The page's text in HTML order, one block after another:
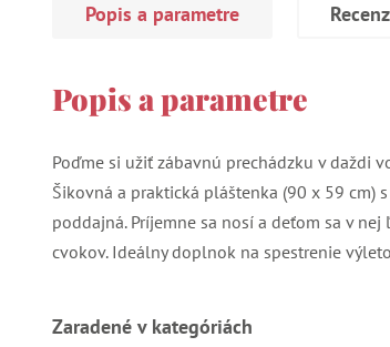
Popis a parametre
Popis a parametre
Poďme si užiť zábavnú prechádzku v daždi
Šikovná a praktická pláštenka (90 x 59 cm)
poddajná. Príjemne sa nosí a deťom sa v
cvokov. Ideálny doplnok na spestrenie
Zaradené v kategóriách